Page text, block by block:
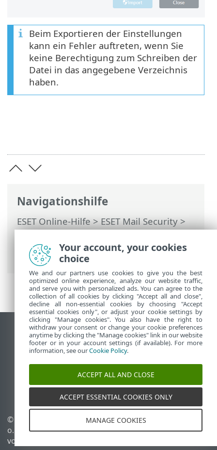
Navigationshilfe
ESET Online-Hilfe>ESET Mail Security>
Arbeiten mit ESET Mail Security>
Einstellungen> Einstellungen
importieren/exportieren
Beim Exportieren der Einstellungen
kann ein Fehler auftreten, wenn Sie
keine Berechtigung zum Schreiben der
Datei in das angegebene Verzeichnis
haben.
Desktop-Site anzeigen
End of Life
ESET Knowledgebase
ESET-Forum
ESET Status Portal
Regionaler Support
©
ESET, spol. s r.
o. - Alle Rechte
vorbehalten.
Cookies verwalten
Cookie-Richtlinie
Your account, your cookies
choice
We and our partners use cookies to give you the best
optimized online experience, analyze our website traffic,
and serve you with personalized ads. You can agree to the
collection of all cookies by clicking "Accept all and close",
decline all non-essential cookies by choosing "Accept
essential cookies only", or adjust your cookie settings by
clicking "Manage cookies". You also have the right to
withdraw your consent or change your cookie preferences
anytime by clicking the "Manage cookies" link in our website
footer or in your account settings (if available). For more
information, see ourCookie Policy.
ACCEPT ALL AND CLOSE
ACCEPT ESSENTIAL COOKIES ONLY
MANAGE COOKIES